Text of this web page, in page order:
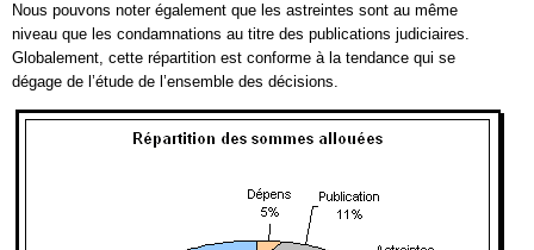
Nous pouvons noter également que les astreintes sont au même
niveau que les condamnations au titre des publications judiciaires.
Globalement, cette répartition est conforme à la tendance qui se
dégage de l’étude de l’ensemble des décisions.